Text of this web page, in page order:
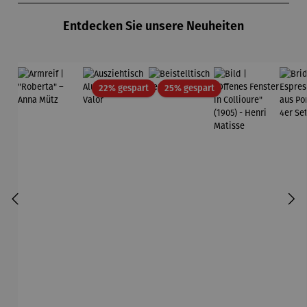
Entdecken Sie unsere Neuheiten
22% gespartRabatt25% gespartRabatt